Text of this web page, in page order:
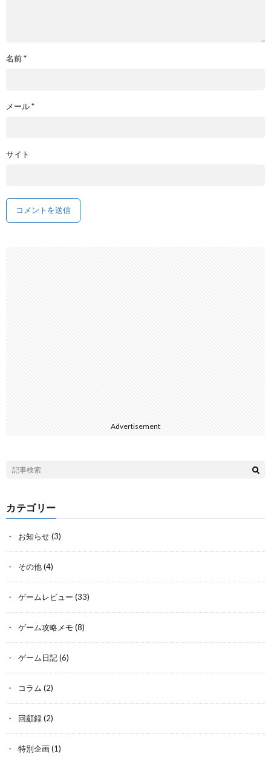
名前*
メール*
サイト
Advertisement
カテゴリー
お知らせ(3)
その他(4)
ゲームレビュー (33)
ゲーム攻略メモ (8)
ゲーム日記(6)
コラム (2)
回顧録(2)
特別企画(1)